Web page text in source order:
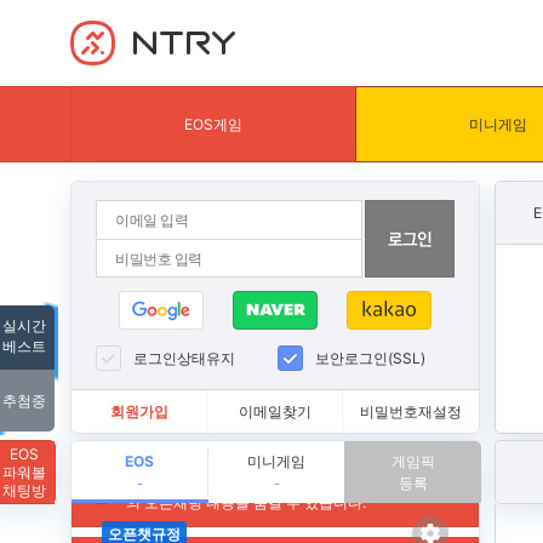
NTRY
EOS게임 미니게임
로그인상태유지 보안로그인(SSL)
회원가입 이메일찾기 비밀번호재설정
EOS
-
미니게임
-
게임픽
등록
실시간
베스트
추첨중
EOS
파워볼
채팅방